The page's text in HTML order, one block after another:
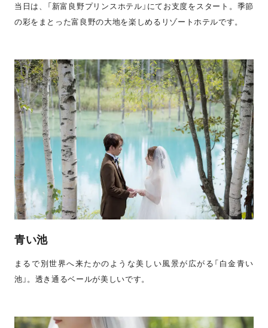
当日は、「新富良野プリンスホテル」にてお支度をスタート。季節
の彩をまとった富良野の大地を楽しめるリゾートホテルです。
青い池
まるで別世界へ来たかのような美しい風景が広がる「白金青い
池」。透き通るベールが美しいです。